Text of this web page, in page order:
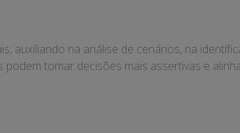
auxiliando na análise de cenários, na
tomar decisões mais assertivas e